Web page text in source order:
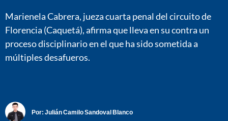
Marienela Cabrera, jueza cuarta penal del circuito de
Florencia (Caquetá), afirma que lleva en su contra un
proceso disciplinario en el que ha sido sometida a
múltiples desafueros.
Por: Julián Camilo Sandoval Blanco